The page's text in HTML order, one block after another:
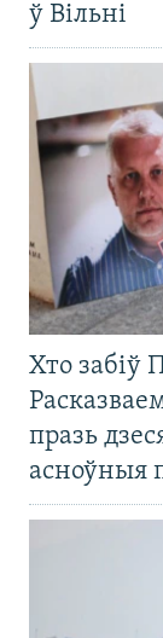
ў Вільні
Хто забіў
празь
асноўныя